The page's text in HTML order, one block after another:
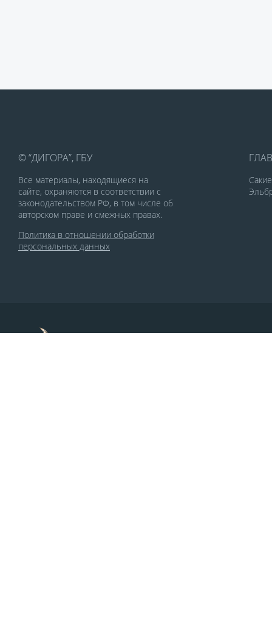
© “ДИГОРА”, ГБУ
Все материалы, находящиеся на
сайте, охраняются в соответствии с
законодательством РФ, в том числе об
авторском праве и смежных правах.
Политика в отношении обработки
персональных данных